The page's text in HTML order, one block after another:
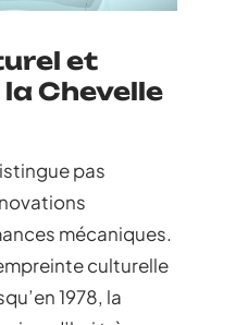
et
Chevelle
pas
mécaniques.
culturelle
1978, la